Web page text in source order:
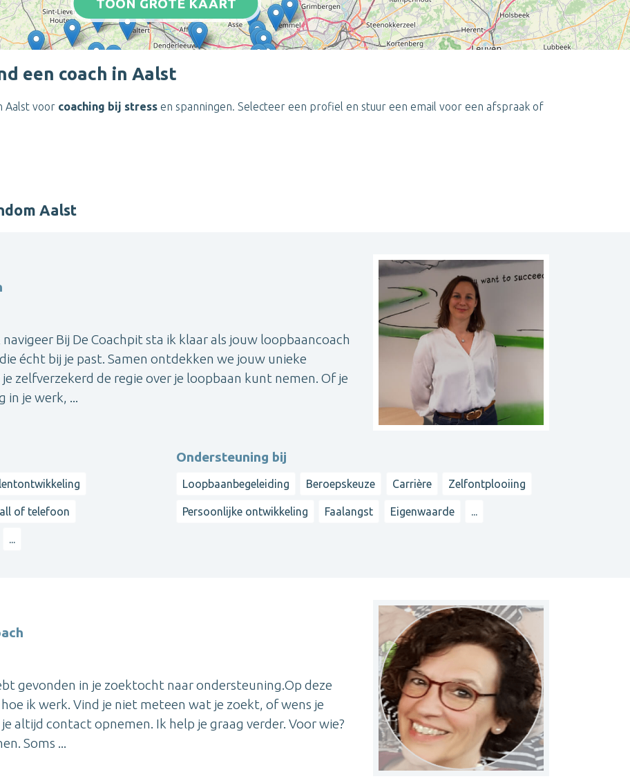
TOON GROTE KAART
een coach in Aalst
Aalst voor coaching bij stress en spanningen. Selecteer een profiel en stuur een email voor een afspraak of
Aalst
Bij De Coachpit sta ik klaar als jouw loopbaancoach
écht bij je past. Samen ontdekken we jouw unieke
zelfverzekerd de regie over je loopbaan kunt nemen. Of je
in je werk, ...
of telefoon
...
Ondersteuning bij
Loopbaanbegeleiding Beroepskeuze Carrière Zelfontplooiing
Persoonlijke ontwikkeling Faalangst Eigenwaarde ...
gevonden in je zoektocht naar ondersteuning.Op deze
ik werk. Vind je niet meteen wat je zoekt, of wens je
altijd contact opnemen. Ik help je graag verder. Voor wie?
Soms ...